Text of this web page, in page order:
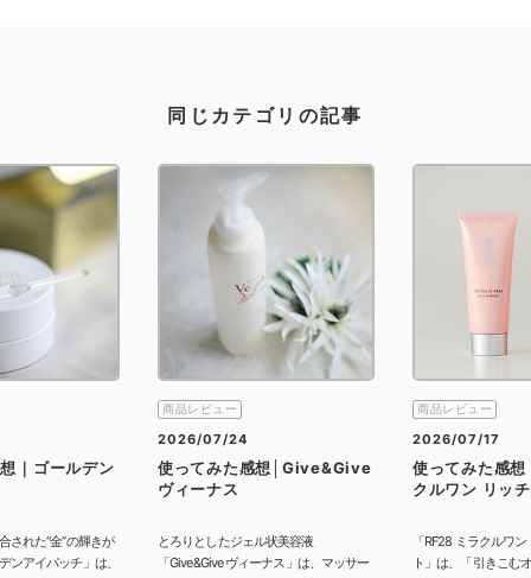
同じカテゴリの記事
｜ゴールデン
された“金”の輝きが
ンアイパッチ」は、
商品レビュー
2026/07/24
使ってみた感想│Give&Give
ヴィーナス
とろりとしたジェル状美容液
「Give&Give ヴィーナス」は、マッサー
商品レビュー
2026/07/17
使ってみた感
クルワン リッ
「RF28 ミラクルワ
ト」は、「引きこむ